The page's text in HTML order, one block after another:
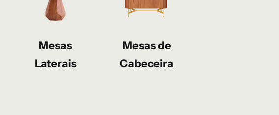
Mesas
Laterais
Mesas de
Cabeceira